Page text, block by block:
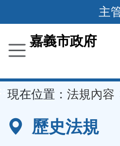
內
容
主
嘉義市政府
現在位置： 法規內容
歷史法規